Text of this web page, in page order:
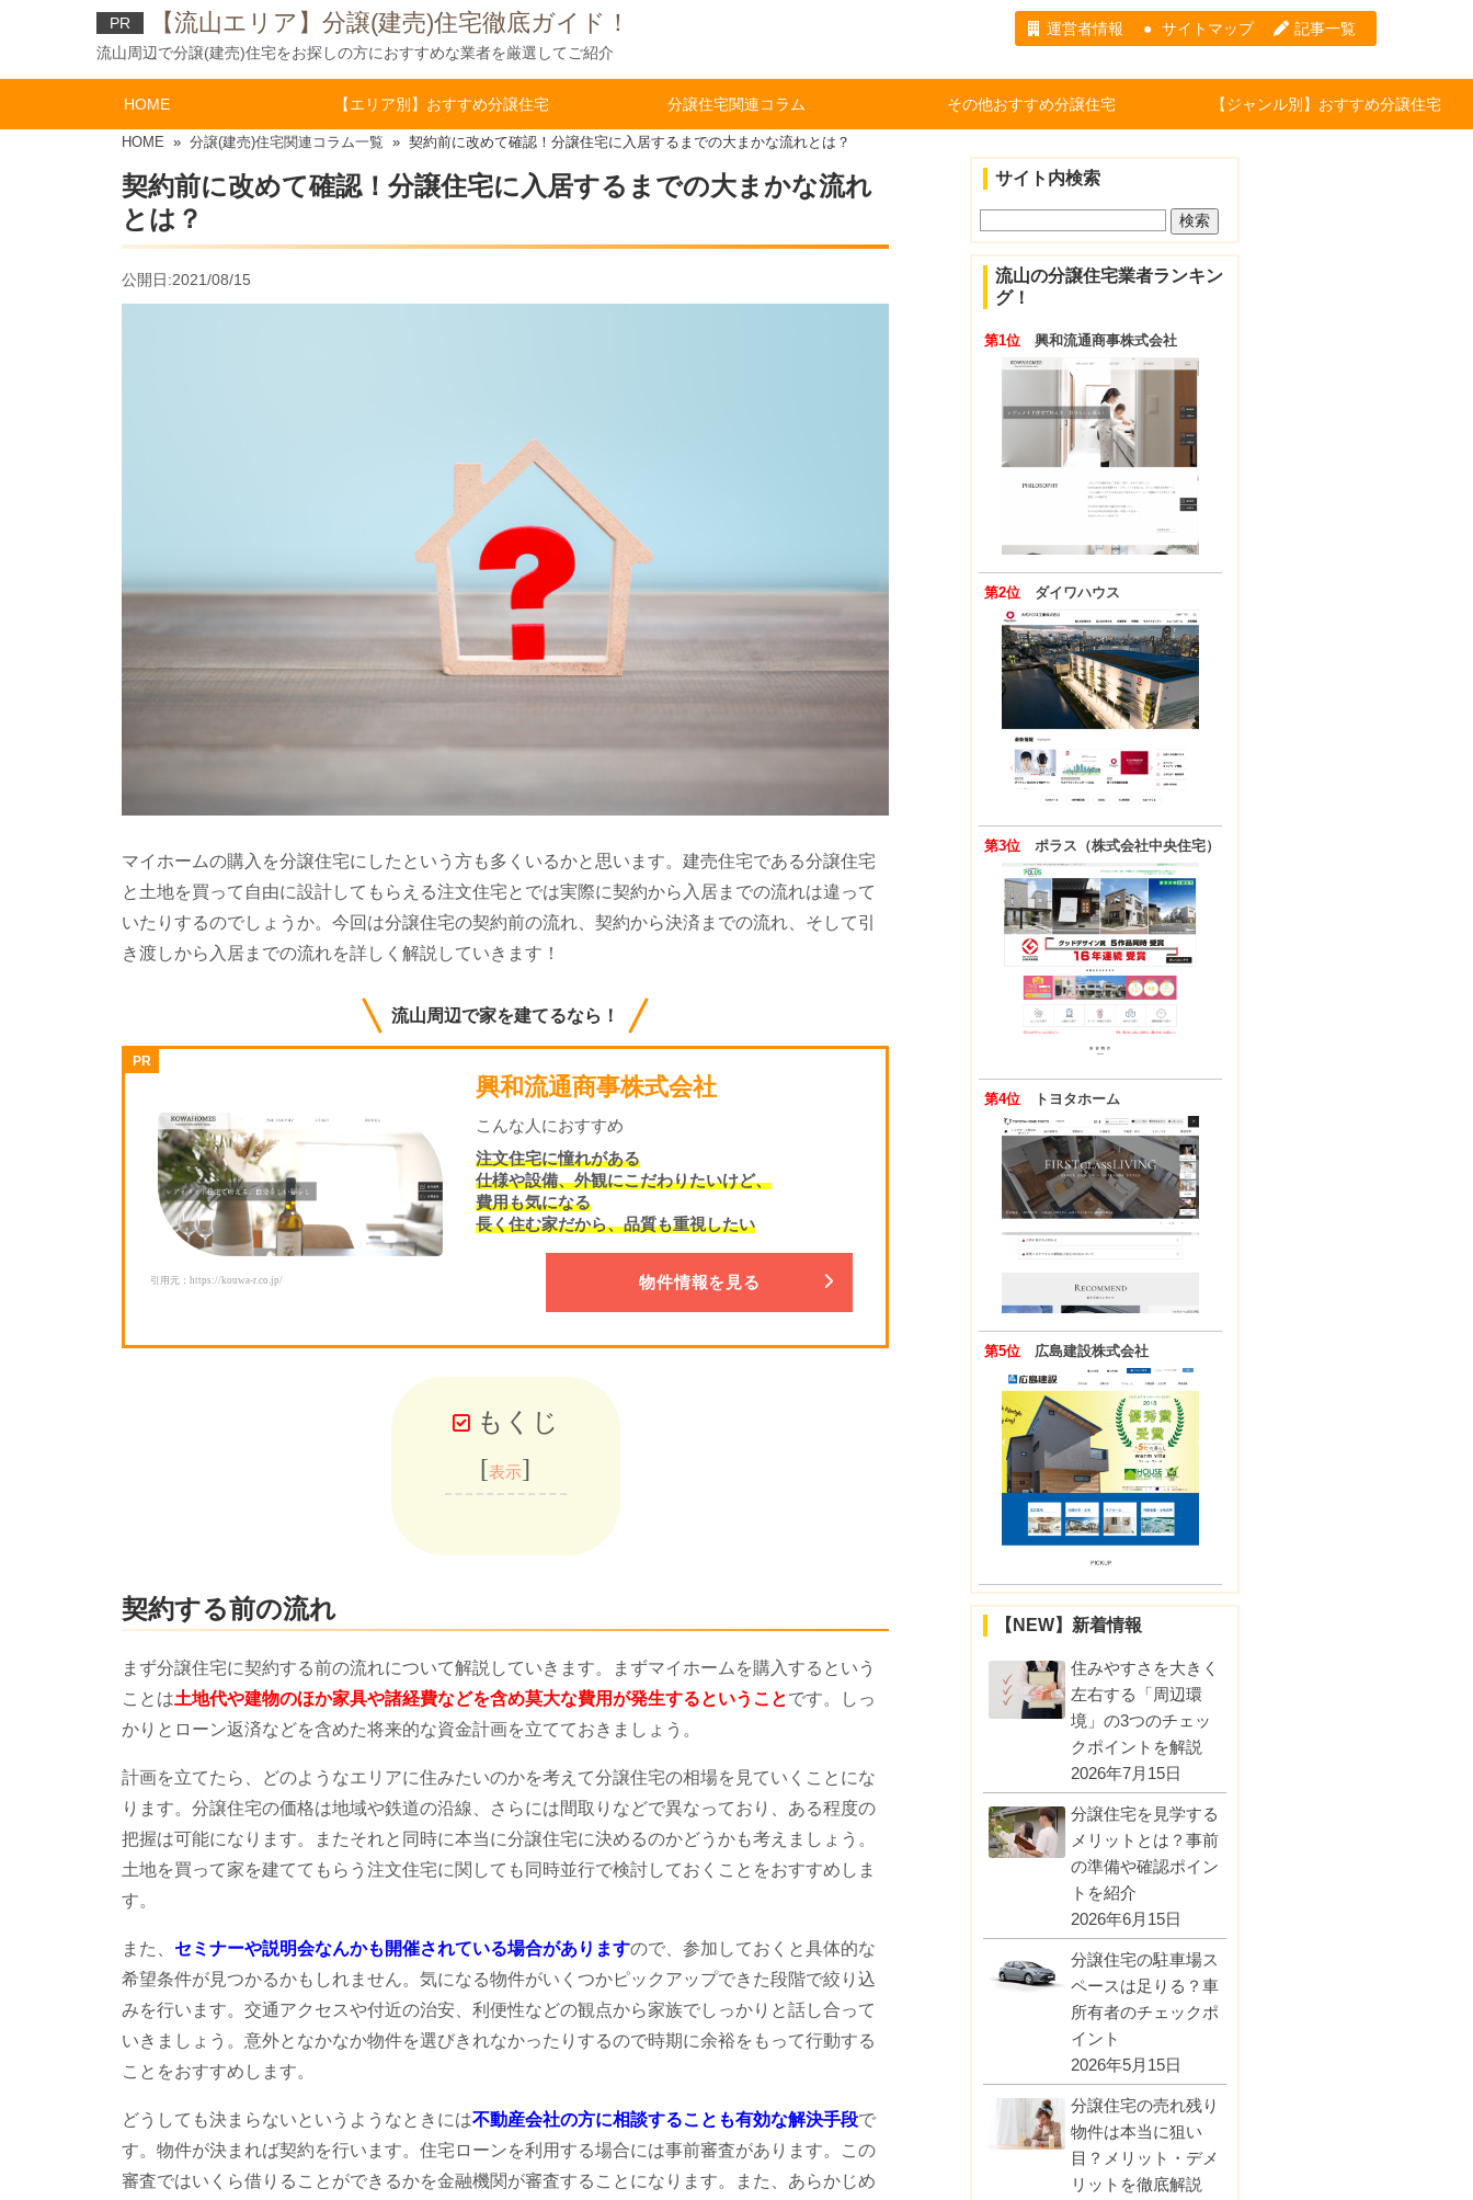
PR 【流山エリア】分譲(建売)住宅徹底ガイド！
流山周辺で分譲(建売)住宅をお探しの方におすすめな業者を厳選してご紹介
運営者情報 サイトマップ 記事一覧
HOME 【エリア別】おすすめ分譲住宅 分譲住宅関連コラム その他おすすめ分譲住宅 【ジャンル別】おすすめ分譲住宅
HOME »分譲(建売)住宅関連コラム一覧 » 契約前に改めて確認！分譲住宅に入居するまでの大まかな流れとは？
契約前に改めて確認！分譲住宅に入居するまでの大まかな流れ
とは？
公開日:2021/08/15
マイホームの購入を分譲住宅にしたという方も多くいるかと思います。建売住宅である分譲住宅
と土地を買って自由に設計してもらえる注文住宅とでは実際に契約から入居までの流れは違って
いたりするのでしょうか。今回は分譲住宅の契約前の流れ、契約から決済までの流れ、そして引
き渡しから入居までの流れを詳しく解説していきます！
流山周辺で家を建てるなら！
引用元：https://kouwa-r.co.jp/
興和流通商事株式会社
こんな人におすすめ
注文住宅に憧れがある
仕様や設備、外観にこだわりたいけど、
費用も気になる
長く住む家だから、品質も重視したい
物件情報を見る
もくじ
[表示]
契約する前の流れ
まず分譲住宅に契約する前の流れについて解説していきます。まずマイホームを購入するという
ことは土地代や建物のほか家具や諸経費などを含め莫大な費用が発生するということです。しっ
かりとローン返済などを含めた将来的な資金計画を立てておきましょう。
計画を立てたら、どのようなエリアに住みたいのかを考えて分譲住宅の相場を見ていくことにな
ります。分譲住宅の価格は地域や鉄道の沿線、さらには間取りなどで異なっており、ある程度の
把握は可能になります。またそれと同時に本当に分譲住宅に決めるのかどうかも考えましょう。
土地を買って家を建ててもらう注文住宅に関しても同時並行で検討しておくことをおすすめしま
す。
また、 セミナーや説明会なんかも開催されている場合がありますので、参加しておくと具体的な
希望条件が見つかるかもしれません。気になる物件がいくつかピックアップできた段階で絞り込
みを行います。交通アクセスや付近の治安、利便性などの観点から家族でしっかりと話し合って
いきましょう。意外となかなか物件を選びきれなかったりするので時期に余裕をもって行動する
ことをおすすめします。
どうしても決まらないというようなときには不動産会社の方に相談することも有効な解決手段で
す。物件が決まれば契約を行います。住宅ローンを利用する場合には事前審査があります。この
審査ではいくら借りることができるかを金融機関が審査することになります。また、あらかじめ
サイト内検索
流山の分譲住宅業者ランキン
グ！
第1位 興和流通商事株式会社
第2位 ダイワハウス
第3位 ポラス（株式会社中央住宅）
第4位 トヨタホーム
第5位 広島建設株式会社
【NEW】新着情報
住みやすさを大きく
左右する「周辺環
境」の3つのチェッ
クポイントを解説
2026年7月15日
分譲住宅を見学する
メリットとは？事前
の準備や確認ポイン
トを紹介
2026年6月15日
分譲住宅の駐車場ス
ペースは足りる？車
所有者のチェックポ
イント
2026年5月15日
分譲住宅の売れ残り
物件は本当に狙い
目？メリット・デメ
リットを徹底解説